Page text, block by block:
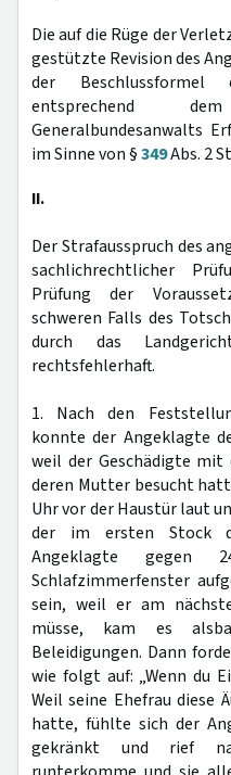
Die auf die Rüge der
gestützte Revision des
der Beschlussformel
entsprechend
Generalbundesanwalts
im Sinne von §349Abs. 2
II.
Der Strafausspruch des
sachlichrechtlicher
Prüfung der
schweren Falls des
durch das
rechtsfehlerhaft.
1. Nach den
konnte der Angeklagte
weil der Geschädigte mit
deren Mutter besucht
Uhr vor der Haustür laut
der im ersten Stock
Angeklagte gegen
Schlafzimmerfenster
sein, weil er am
müsse, kam es
Beleidigungen. Dann
wie folgt auf: „Wenn du
Weil seine Ehefrau diese
hatte, fühlte sich der
gekränkt und rief